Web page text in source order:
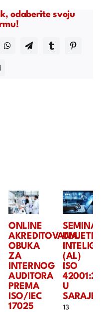
odaberite svoju
WhatsAppTelegramTumblrPinterest
ONLINE
AKREDITOVANA
OBUKA
ZA
INTERNOG
AUDITORA
PREMA
ISO/IEC
17025
SEMINAR:
UMJETNA
(AL)
ISO
U
13